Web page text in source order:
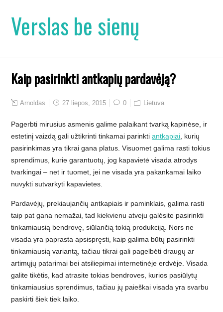
Verslas be sienų
Kaip pasirinkti antkapių pardavėją?
Arnoldas 27 liepos, 2015 0 Lietuva
Pagerbti mirusius asmenis galime palaikant tvarką kapinėse, ir
estetinį vaizdą gali užtikrinti tinkamai parinktiantkapiai , kurių
pasirinkimas yra tikrai gana platus. Visuomet galima rasti tokius
sprendimus, kurie garantuotų, jog kapavietė visada atrodys
tvarkingai – net ir tuomet, jei ne visada yra pakankamai laiko
nuvykti sutvarkyti kapavietes.
Pardavėjų, prekiaujančių antkapiais ir paminklais, galima rasti
taip pat gana nemažai, tad kiekvienu atveju galėsite pasirinkti
tinkamiausią bendrovę, siūlančią tokią produkciją. Nors ne
visada yra paprasta apsispręsti, kaip galima būtų pasirinkti
tinkamiausią variantą, tačiau tikrai gali pagelbėti draugų ar
artimųjų patarimai bei atsiliepimai internetinėje erdvėje. Visada
galite tikėtis, kad atrasite tokias bendroves, kurios pasiūlytų
tinkamiausius sprendimus, tačiau jų paieškai visada yra svarbu
paskirti šiek tiek laiko.